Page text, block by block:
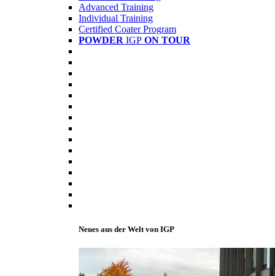
Advanced Training
Individual Training
Certified Coater Program
POWDER IGP ON TOUR
Neues aus der Welt von IGP